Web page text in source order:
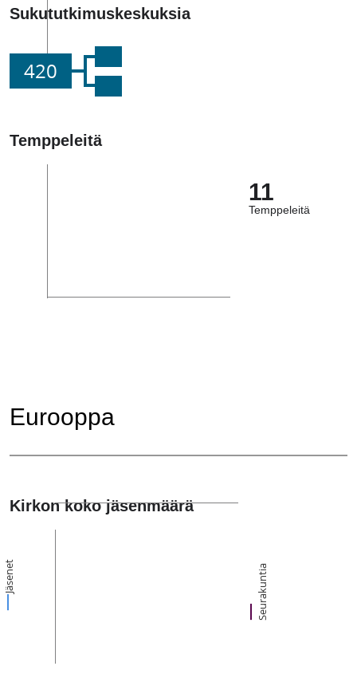
Sukututkimuskeskuksia
420
Temppeleitä
11
Temppeleitä
Eurooppa
Kirkon koko jäsenmäärä
Jäsenet Seurakuntia